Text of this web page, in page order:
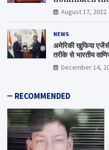
Shiv Varma
August 17, 2022
NEWS
अमेरिकी खुफिया
तरीके से भारतीय
December 14,
RECOMMENDED